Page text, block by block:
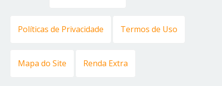
Políticas de Privacidade Termos de Uso
Mapa do Site Renda Extra